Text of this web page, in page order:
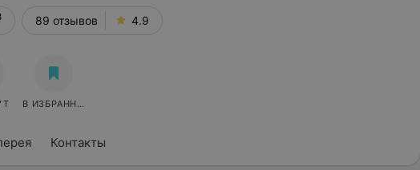
Контакты
89 отзывов 4.9
В ИЗБРАННОЕ